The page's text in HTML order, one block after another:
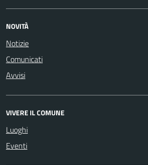
NOVITÀ
Notizie
Comunicati
Avvisi
VIVERE IL COMUNE
Luoghi
Eventi